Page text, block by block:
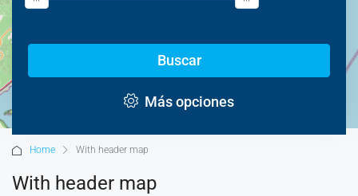
Buscar
Más opciones
Home With header map
With header map